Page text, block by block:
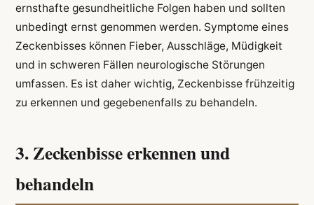
ernsthafte gesundheitliche Folgen haben und sollten
unbedingt ernst genommen werden. Symptome eines
Zeckenbisses können Fieber, Ausschläge, Müdigkeit
und in schweren Fällen neurologische Störungen
umfassen. Es ist daher wichtig, Zeckenbisse frühzeitig
zu erkennen und gegebenenfalls zu behandeln.
3. Zeckenbisse erkennen und
behandeln